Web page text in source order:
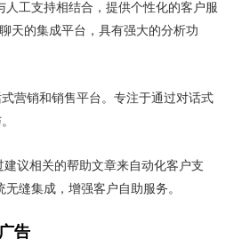
人工支持相结合，提供个性化的客户服
天的集成平台，具有强大的分析功
营销和销售平台。专注于通过对话式
建议相关的帮助文章来自动化客户支
缝集成，增强客户自助服务。
告